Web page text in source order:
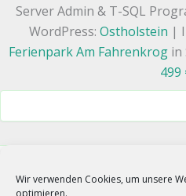
Wir verwenden Cookies, um unsere
optimieren.
Server Admin & T-SQL
WordPress: Ostholstein |
Ferienpark Am Fahrenkrogin
499
Suchen